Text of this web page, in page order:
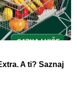
A ti? Saznaj